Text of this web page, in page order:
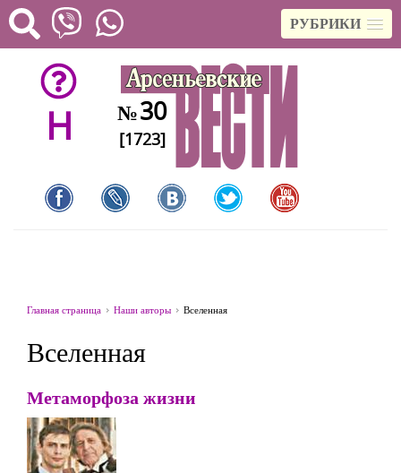
РУБРИКИ
H №30
[1723]
Главная страница Наши авторы Вселенная
Вселенная
Метаморфоза жизни